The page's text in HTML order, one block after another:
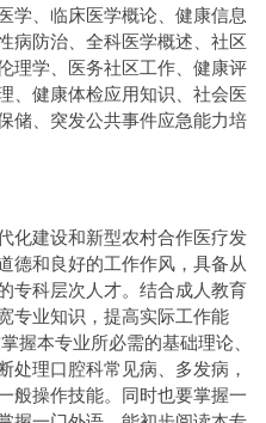
学、临床医学概论、健康信息
病防治、全科医学概述、社区
理学、医务社区工作、健康评
、健康体检应用知识、社会医
储、突发公共事件应急能力培
化建设和新型农村合作医疗发
德和良好的工作作风，具备从
专科层次人才。结合成人教育
专业知识，提高实际工作能
握本专业所必需的基础理论、
处理口腔科常见病、多发病，
般操作技能。同时也要掌握一